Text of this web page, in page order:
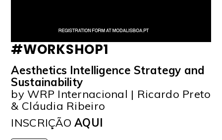
#WORKSHOP1
Aesthetics Intelligence Strategy and
Sustainability
by WRP Internacional | Ricardo Preto
& Cláudia Ribeiro
INSCRIÇÃOAQUI